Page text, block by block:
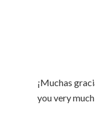
¡Muchas
you very